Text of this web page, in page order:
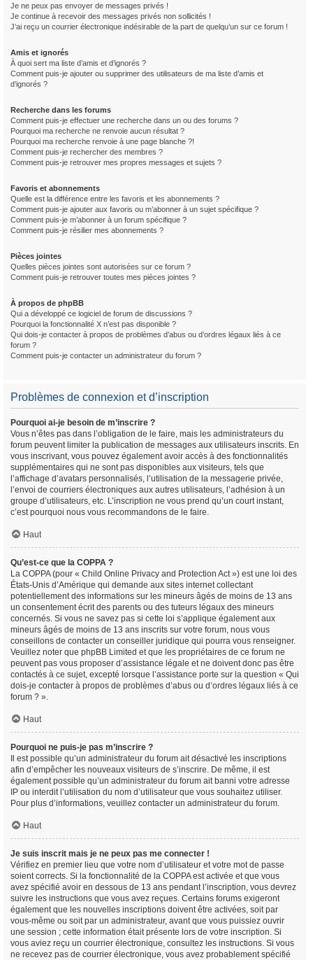
Je ne peux pas envoyer de messages privés !
Je continue à recevoir des messages privés non sollicités !
J’ai reçu un courrier électronique indésirable de la part de quelqu’un sur ce forum !
Amis et ignorés
À quoi sert ma liste d’amis et d’ignorés ?
Comment puis-je ajouter ou supprimer des utilisateurs de ma liste d’amis et
d’ignorés ?
Recherche dans les forums
Comment puis-je effectuer une recherche dans un ou des forums ?
Pourquoi ma recherche ne renvoie aucun résultat ?
Pourquoi ma recherche renvoie à une page blanche ?!
Comment puis-je rechercher des membres ?
Comment puis-je retrouver mes propres messages et sujets ?
Favoris et abonnements
Quelle est la différence entre les favoris et les abonnements ?
Comment puis-je ajouter aux favoris ou m’abonner à un sujet spécifique ?
Comment puis-je m’abonner à un forum spécifique ?
Comment puis-je résilier mes abonnements ?
Pièces jointes
Quelles pièces jointes sont autorisées sur ce forum ?
Comment puis-je retrouver toutes mes pièces jointes ?
À propos de phpBB
Qui a développé ce logiciel de forum de discussions ?
Pourquoi la fonctionnalité X n’est pas disponible ?
Qui dois-je contacter à propos de problèmes d’abus ou d’ordres légaux liés à ce
forum ?
Comment puis-je contacter un administrateur du forum ?
Problèmes de connexion et d’inscription
Pourquoi ai-je besoin de m’inscrire ?
Vous n’êtes pas dans l’obligation de le faire, mais les administrateurs du
forum peuvent limiter la publication de messages aux utilisateurs inscrits. En
vous inscrivant, vous pouvez également avoir accès à des fonctionnalités
supplémentaires qui ne sont pas disponibles aux visiteurs, tels que
l’affichage d’avatars personnalisés, l’utilisation de la messagerie privée,
l’envoi de courriers électroniques aux autres utilisateurs, l’adhésion à un
groupe d’utilisateurs, etc. L’inscription ne vous prend qu’un court instant,
c’est pourquoi nous vous recommandons de le faire.
Haut
Qu’est-ce que la COPPA ?
La COPPA (pour « Child Online Privacy and Protection Act ») est une loi des
États-Unis d’Amérique qui demande aux sites internet collectant
potentiellement des informations sur les mineurs âgés de moins de 13 ans
un consentement écrit des parents ou des tuteurs légaux des mineurs
concernés. Si vous ne savez pas si cette loi s’applique également aux
mineurs âgés de moins de 13 ans inscrits sur votre forum, nous vous
conseillons de contacter un conseiller juridique qui pourra vous renseigner.
Veuillez noter que phpBB Limited et que les propriétaires de ce forum ne
peuvent pas vous proposer d’assistance légale et ne doivent donc pas être
contactés à ce sujet, excepté lorsque l’assistance porte sur la question « Qui
dois-je contacter à propos de problèmes d’abus ou d’ordres légaux liés à ce
forum ? ».
Haut
Pourquoi ne puis-je pas m’inscrire ?
Il est possible qu’un administrateur du forum ait désactivé les inscriptions
afin d’empêcher les nouveaux visiteurs de s’inscrire. De même, il est
également possible qu’un administrateur du forum ait banni votre adresse
IP ou interdit l’utilisation du nom d’utilisateur que vous souhaitez utiliser.
Pour plus d’informations, veuillez contacter un administrateur du forum.
Haut
Je suis inscrit mais je ne peux pas me connecter !
Vérifiez en premier lieu que votre nom d’utilisateur et votre mot de passe
soient corrects. Si la fonctionnalité de la COPPA est activée et que vous
avez spécifié avoir en dessous de 13 ans pendant l’inscription, vous devrez
suivre les instructions que vous avez reçues. Certains forums exigeront
également que les nouvelles inscriptions doivent être activées, soit par
vous-même ou soit par un administrateur, avant que vous puissiez ouvrir
une session ; cette information était présente lors de votre inscription. Si
vous aviez reçu un courrier électronique, consultez les instructions. Si vous
ne recevez pas de courrier électronique, vous avez probablement spécifié